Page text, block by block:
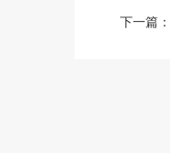
下一篇：